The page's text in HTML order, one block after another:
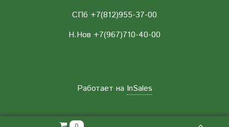
СПб +7(812)955-37-00
Н.Нов +7(967)710-40-00
Работает на InSales